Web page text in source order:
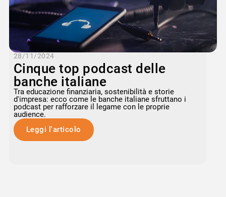
28/11/2024
Cinque top podcast delle
banche italiane
Tra educazione finanziaria, sostenibilità e storie
d'impresa: ecco come le banche italiane sfruttano i
podcast per rafforzare il legame con le proprie
audience.
Leggi l'articolo